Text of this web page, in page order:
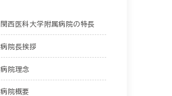
関西医科大学附属病院の特長
病院長挨拶
病院理念
病院概要